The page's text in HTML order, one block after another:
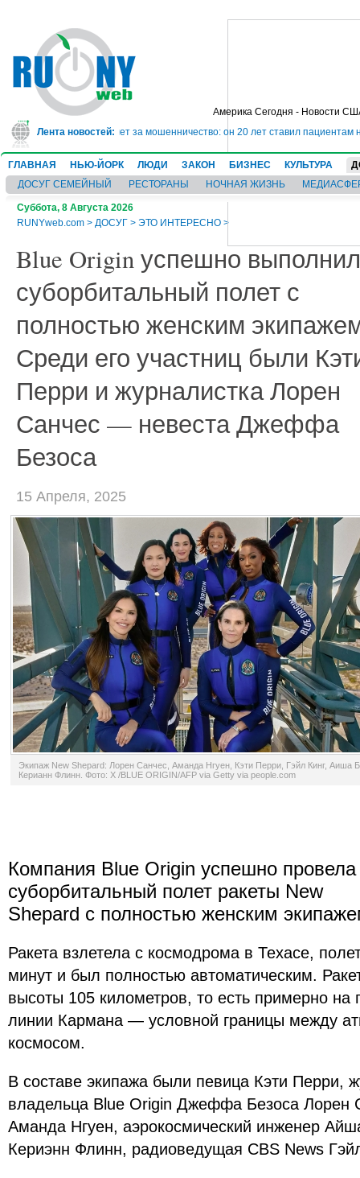
Америка Сегодня - Новости
Лента новостей:
в тюрьму на 10 лет за мошенничество: он 20 лет ставил пациентам
ГЛАВНАЯ НЬЮ-ЙОРК ЛЮДИ ЗАКОН БИЗНЕС КУЛЬТУРА
ДОСУГ СЕМЕЙНЫЙ
РЕСТОРАНЫ НОЧНАЯ ЖИЗНЬ
Суббота, 8 Августа 2026
RUNYweb.com > ДОСУГ > ЭТО ИНТЕРЕСНО >
Blue Origin успешно
суборбитальный полет с
полностью женским
Среди его участниц были
Перри и журналистка Лорен
Санчес — невеста Джеффа
Безоса
15 Апреля, 2025
Экипаж New Shepard: Лорен Санчес, Аманда Нгуен, Кэти Перри, Гэйл Кинг, Аиша
Керианн Флинн. Фото: X /BLUE ORIGIN/AFP via Getty via people.com
Компания Blue Origin успешно провела
суборбитальный полет ракеты New
Shepard с полностью женским
Ракета взлетела с космодрома в Техасе,
минут и был полностью автоматическим.
высоты 105 километров, то есть примерно на
линии Кармана — условной границы между
космосом.
В составе экипажа были певица Кэти Перри,
владельца Blue Origin Джеффа Безоса Лорен
Аманда Нгуен, аэрокосмический инженер
Кериэнн Флинн, радиоведущая CBS News